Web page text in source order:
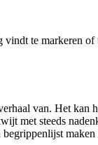
te markeren
van. Het kan
met steeds